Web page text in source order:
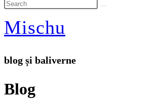
Mischu
blog și baliverne
Blog